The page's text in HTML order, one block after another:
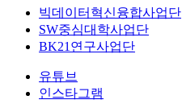
빅데이터혁신융합사업단
SW중심대학사업단
BK21연구사업단
유튜브
인스타그램